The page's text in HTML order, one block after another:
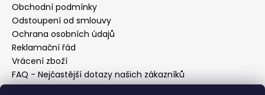
Obchodní podmínky
Odstoupení od smlouvy
Ochrana osobních údajů
Reklamační řád
Vrácení zboží
FAQ - Nejčastější dotazy našich zákazníků
Mapa braiderek